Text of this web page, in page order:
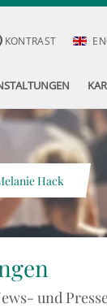
KONTRAST
und
Hack